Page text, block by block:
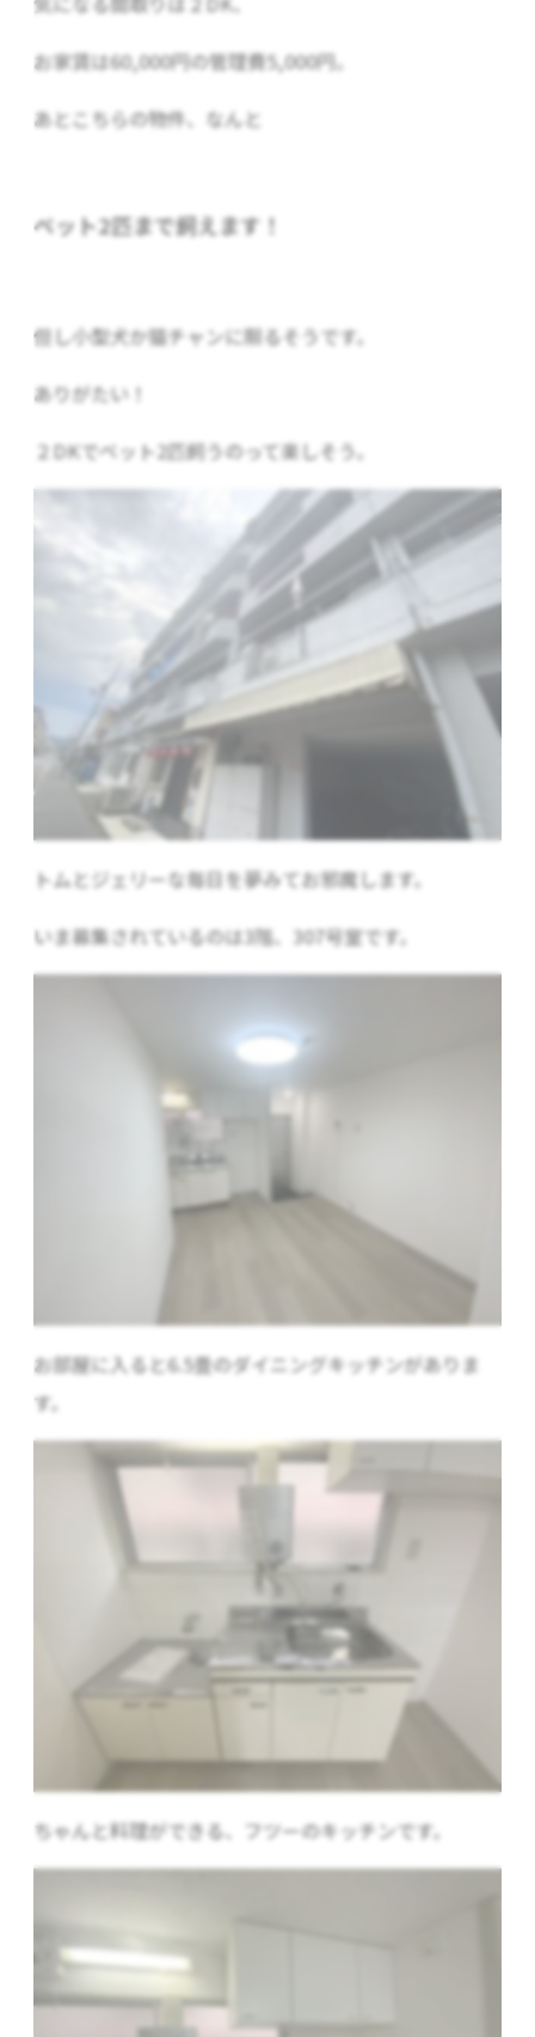
お家賃は60,000円の管理費5,000円。
あとこちらの物件、なんと
ペット2匹まで飼えます！
但し小型犬か猫チャンに限るそうです。
ありがたい！
２DKでペット2匹飼うのって楽しそう。
トムとジェリーな毎日を夢みてお邪魔します。
いま募集されているのは3階、307号室です。
お部屋に入ると6.5畳のダイニングキッチンがありま
す。
ちゃんと料理ができる、フツーのキッチンです。